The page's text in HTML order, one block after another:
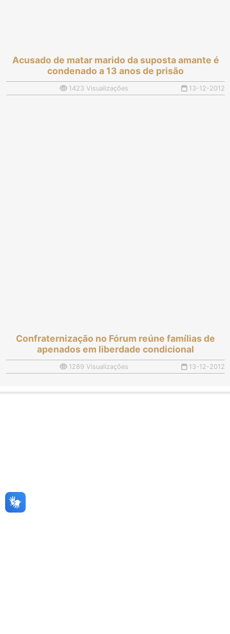
Acusado de matar marido da suposta amante é
condenado a 13 anos de prisão
1423 Visualizações 13-12-2012
Confraternização no Fórum reúne famílias de
apenados em liberdade condicional
1289 Visualizações 13-12-2012